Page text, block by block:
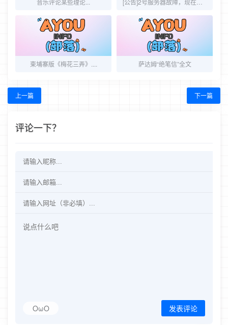
音乐评论某些理论...
柬埔寨版《梅花三弄》.... 萨达姆“绝笔信”全文
上一篇 下一篇
评论一下？
OωO 发表评论